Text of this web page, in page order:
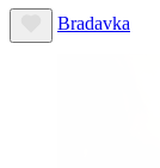
Bradavka